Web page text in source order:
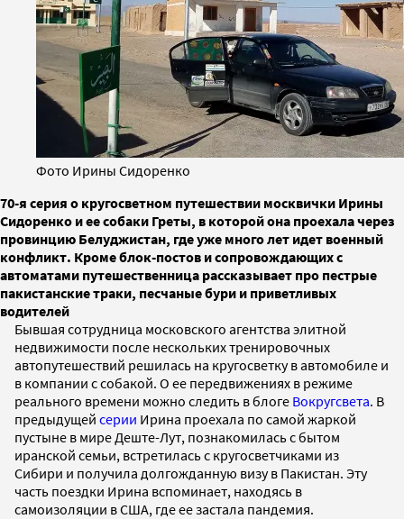
Фото Ирины Сидоренко
70-я серия о кругосветном путешествии москвички Ирины
Сидоренко и ее собаки Греты, в которой она проехала через
провинцию Белуджистан, где уже много лет идет военный
конфликт. Кроме блок-постов и сопровождающих с
автоматами путешественница рассказывает про пестрые
пакистанские траки, песчаные бури и приветливых
водителей
Бывшая сотрудница московского агентства элитной
недвижимости после нескольких тренировочных
автопутешествий решилась на кругосветку в автомобиле и
в компании с собакой. О ее передвижениях в режиме
реального времени можно следить в блоге Вокругсвета. В
предыдущей серии Ирина проехала по самой жаркой
пустыне в мире Деште-Лут, познакомилась с бытом
иранской семьи, встретилась с кругосветчиками из
Сибири и получила долгожданную визу в Пакистан. Эту
часть поездки Ирина вспоминает, находясь в
самоизоляции в США, где ее застала пандемия.